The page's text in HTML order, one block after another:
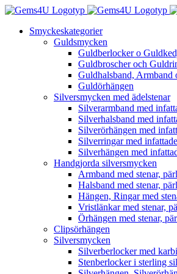
Fortsätt
innehålletSmyckeskategorier
Guldsmycken
Guldberlocker o
Guldbroscher och
Guldhalsband, Armband
Guldörhängen
Silversmycken med ädelstenar
Silverarmband med
Silverhalsband med
Silverörhängen med
Silverringar med
Silverhängen med
Handgjorda silversmycken
Armband med stenar,
Halsband med stenar,
Hängen, Ringar med
Vristlänkar med stenar,
Örhängen med stenar,
Clipsörhängen
Silversmycken
Silverberlocker med
Stenberlocker i sterling